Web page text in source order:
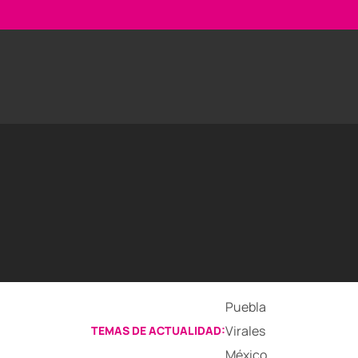
TEMAS DE ACTUALIDAD:
Puebla
Virales
México